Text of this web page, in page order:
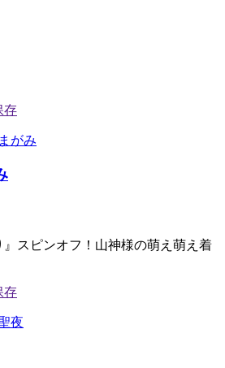
』スピンオフ！山神様の萌え萌え着